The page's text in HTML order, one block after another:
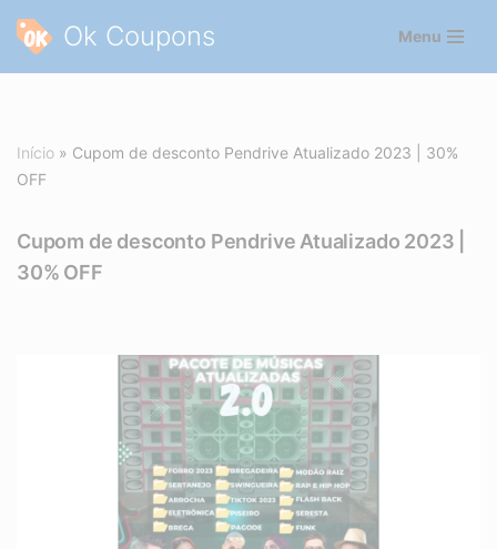
Pular
Ok Coupons Menu
Início » Cupom de desconto Pendrive Atualizado 2023 | 30%
OFF
Cupom de desconto Pendrive Atualizado 2023 |
30% OFF